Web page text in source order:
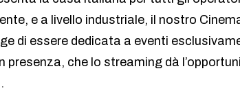
e a livello industriale, il nostro
di essere dedicata a eventi
presenza, che lo streaming dà